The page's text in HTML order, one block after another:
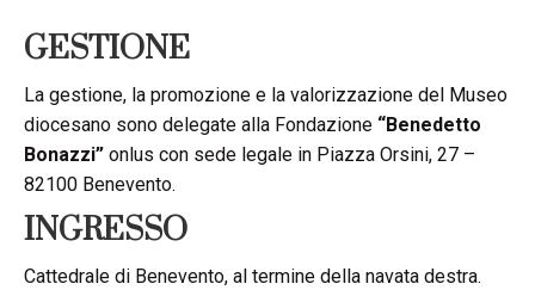
GESTIONE
La gestione, la promozione e la valorizzazione del Museo
diocesano sono delegate alla Fondazione “Benedetto
Bonazzi” onlus con sede legale in Piazza Orsini, 27 –
82100 Benevento.
INGRESSO
Cattedrale di Benevento, al termine della navata destra.